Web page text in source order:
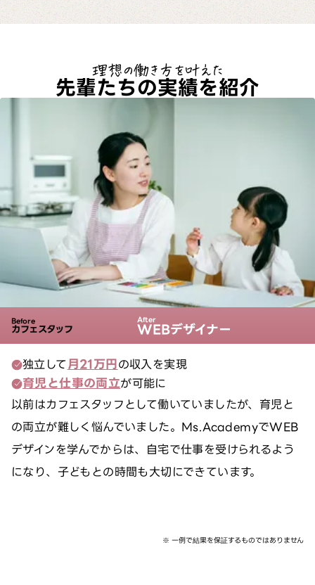
理想の働き方を叶えた
先輩たちの実績を紹介
カフェスタッフ WEBデザイナー
独立して月21万円の収入を実現
育児と仕事の両立が可能に
以前はカフェスタッフとして働いていましたが、育児と
の両立が難しく悩んでいました。Ms.AcademyでWEB
デザインを学んでからは、自宅で仕事を受けられるよう
になり、子どもとの時間も大切にできています。
※ 一例で結果を保証するものではありません